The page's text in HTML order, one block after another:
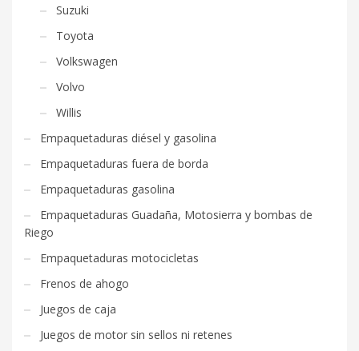
Suzuki
Toyota
Volkswagen
Volvo
Willis
Empaquetaduras diésel y gasolina
Empaquetaduras fuera de borda
Empaquetaduras gasolina
Empaquetaduras Guadaña, Motosierra y bombas de
Riego
Empaquetaduras motocicletas
Frenos de ahogo
Juegos de caja
Juegos de motor sin sellos ni retenes